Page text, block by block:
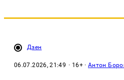
Дзен
06.07.2026, 21:49 · 16+ ·Антон